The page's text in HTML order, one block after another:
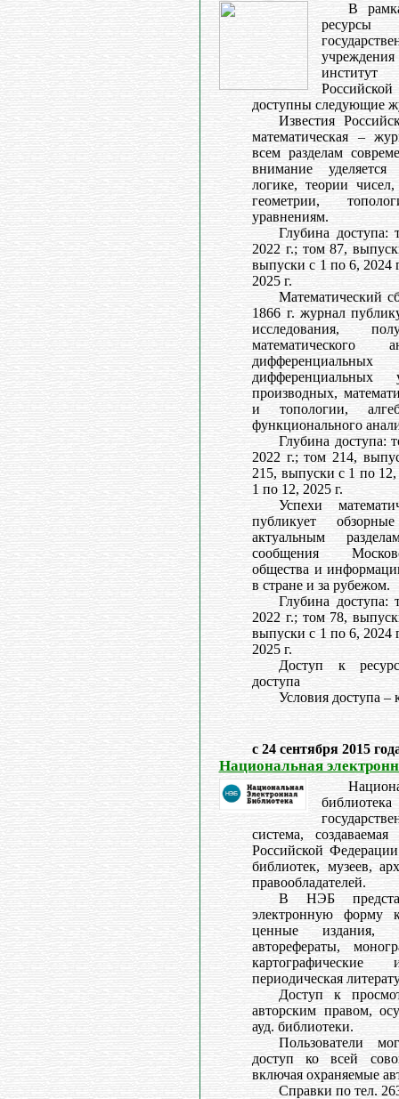
В
доступны следующие
Известия
математическая –
всем разделам
внимание уделяется
логике, теории чисел,
геометрии,
уравнениям.
Глубина
2022 г.; том 87,
выпуски с 1 по 6, 2024
2025 г.
Математический
1866 г. журнал
исследования,
математического
производных,
и топологии,
функционального
Глубина доступа:
2022 г.; том 214,
215, выпуски с 1 по
1 по 12, 2025 г.
Успехи
публикует
актуальным
сообщения
общества и
в стране и за рубежом.
Глубина
2022 г.; том 78,
выпуски с 1 по 6, 2024
2025 г.
Доступ к
доступа
Условия доступа –
с 24 сентября 2015
Национальная
система,
Российской
библиотек, музеев,
правообладателей.
В НЭБ
электронную форму
ценные издания,
авторефераты,
периодическая
Доступ к
авторским правом,
ауд. библиотеки.
Пользователи
доступ ко всей
включая охраняемые
Справки по тел.